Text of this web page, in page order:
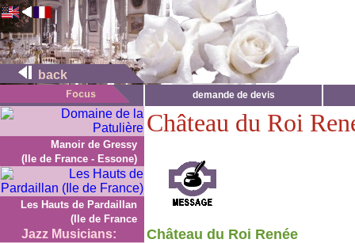
back
demande de devis
Manoir de Gressy
(Ile de France - Essone)
Les Hauts de Pardaillan
(Ile de France
Jazz Musicians:
Château du Roi
Château du Roi Renée